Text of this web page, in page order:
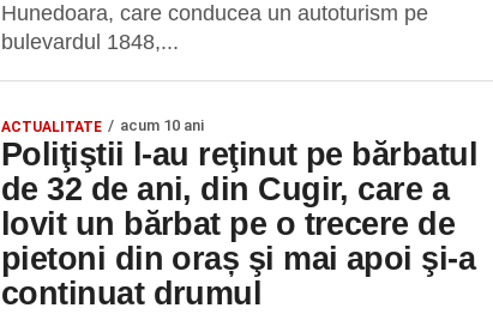
Hunedoara, care conducea un autoturism pe
bulevardul 1848,...
ACTUALITATE acum 10 ani
Poliţiştii l-au reţinut pe bărbatul
de 32 de ani, din Cugir, care a
lovit un bărbat pe o trecere de
pietoni din oraș şi mai apoi şi-a
continuat drumul